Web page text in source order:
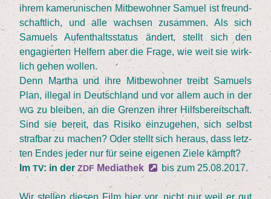
ihrem kame­ru­ni­schen Mit­be­woh­ner Samu­el ist freund­
schaft­lich, und alle wach­sen zusam­men. Als sich
Samu­els Auf­ent­halts­sta­tus ändert, stellt sich den
enga­gier­ten Hel­fern aber die Fra­ge, wie weit sie wirk­
lich gehen wollen.
Denn Mar­tha und ihre Mit­be­woh­ner treibt Samu­els
Plan, ille­gal in Deutsch­land und vor allem auch in der
WG zu blei­ben, an die Gren­zen ihrer Hilfs­be­reit­schaft.
Sind sie bereit, das Risi­ko ein­zu­ge­hen, sich selbst
straf­bar zu machen? Oder stellt sich her­aus, dass letz­
ten Endes jeder nur für sei­ne eige­nen Zie­le kämpft?
Im TV: in derZDF Media­thek bis zum25.08.2017.